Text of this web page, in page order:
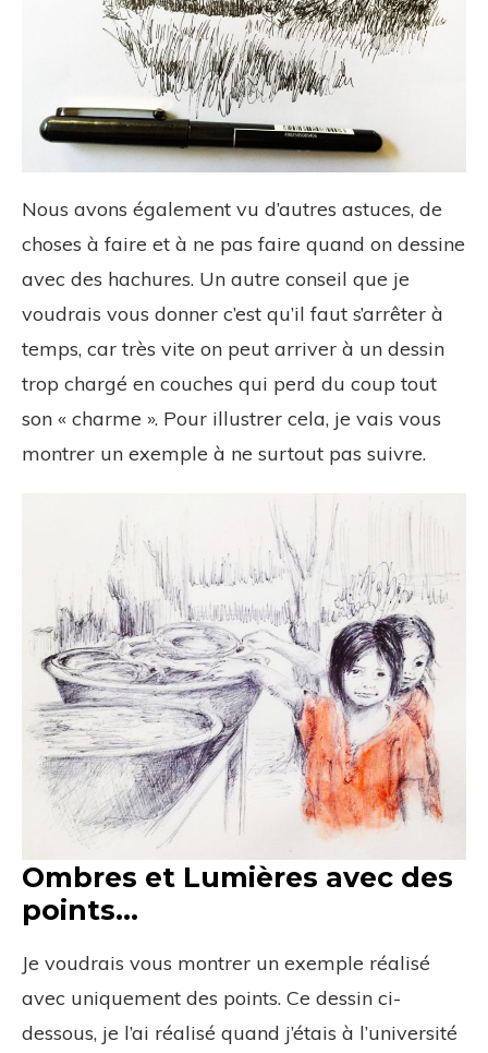
Nous avons également vu d’autres astuces, de
choses à faire et à ne pas faire quand on dessine
avec des hachures. Un autre conseil que je
voudrais vous donner c’est qu’il faut s’arrêter à
temps, car très vite on peut arriver à un dessin
trop chargé en couches qui perd du coup tout
son « charme ». Pour illustrer cela, je vais vous
montrer un exemple à ne surtout pas suivre.
Ombres et Lumières avec des
points…
Je voudrais vous montrer un exemple réalisé
avec uniquement des points. Ce dessin ci-
dessous, je l’ai réalisé quand j’étais à l’université